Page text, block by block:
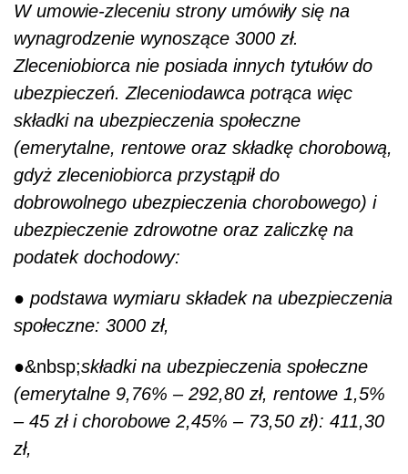
podatek dochodowy:
●podstawa wymiaru składek na ubezpieczenia
społeczne: 3000 zł,
●&nbsp;składki na ubezpieczenia społeczne
(emerytalne 9,76% – 292,80 zł, rentowe 1,5%
– 45 zł i chorobowe 2,45% – 73,50 zł): 411,30
zł,
●&nbsp;
ubezpieczenie zdrowotne: 3000 zł – 411,30 zł
= 2588,70 zł
●&nbsp;
składka na ubezpieczenie zdrowotne:
9% x 2588,70 zł = 232,98 zł; 7,75% x 2588,70
zł = 200,62 zł,
koszty uzyskania przychodu: 2588,70
zł x 20% = 517,74 zł,